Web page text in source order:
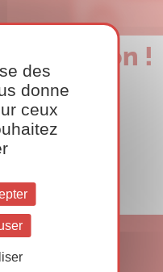
édition !
des
donne
ceux